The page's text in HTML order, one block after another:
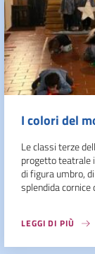
I colori del
Le classi terze
progetto teatrale
di figura umbro,
splendida
LEGGI DI PIÙ